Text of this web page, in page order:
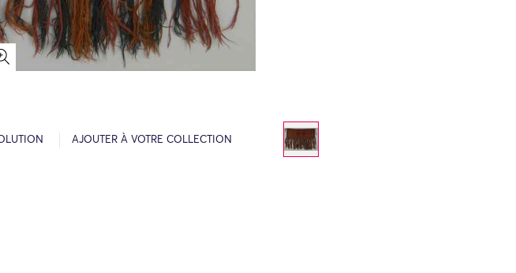
AJOUTER À VOTRE COLLECTION